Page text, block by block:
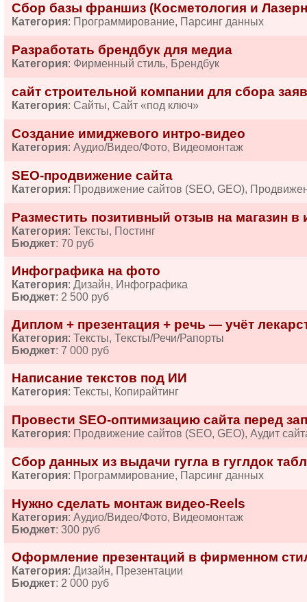
Сбор базы франшиз (Косметология и
Категория: Программирование, Парсинг данных
Разработать брендбук для медиа
Категория: Фирменный стиль, Брендбук
сайт строительной компании для сбора
Категория: Сайты, Сайт «под ключ»
Создание имиджевого интро-видео
Категория: Аудио/Видео/Фото, Видеомонтаж
SEO-продвижение сайта
Категория: Продвижение сайтов (SEO, GEO),
Разместить позитивный отзыв на магазин в
Категория: Тексты, Постинг
Бюджет: 70 руб
Инфографика на фото
Категория: Дизайн, Инфографика
Бюджет: 2 500 руб
Диплом + презентация + речь — учёт
Категория: Тексты, Тексты/Речи/Рапорты
Бюджет: 7 000 руб
Написание текстов под ИИ
Категория: Тексты, Копирайтинг
Провести SEO-оптимизацию сайта перед
Категория: Продвижение сайтов (SEO, GEO), Аудит
Сбор данных из выдачи гугла в гуглдок
Категория: Программирование, Парсинг данных
Нужно сделать монтаж видео-Reels
Категория: Аудио/Видео/Фото, Видеомонтаж
Бюджет: 300 руб
Оформление презентаций в фирменном
Категория: Дизайн, Презентации
Бюджет: 2 000 руб